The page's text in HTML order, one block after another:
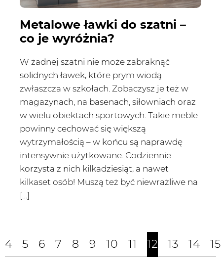
Metalowe ławki do szatni –
co je wyróżnia?
W żadnej szatni nie może zabraknąć
solidnych ławek, które prym wiodą
zwłaszcza w szkołach. Zobaczysz je też w
magazynach, na basenach, siłowniach oraz
w wielu obiektach sportowych. Takie meble
powinny cechować się większą
wytrzymałością – w końcu są naprawdę
intensywnie użytkowane. Codziennie
korzysta z nich kilkadziesiąt, a nawet
kilkaset osób! Muszą też być niewrażliwe na
[…]
4 5 6 7 8 9 10 11 12 13 14 15